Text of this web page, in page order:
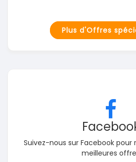
Plus d'Offres
Suivez-nous sur Facebook
meilleures